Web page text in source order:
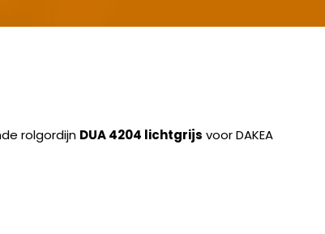
rolgordijn DUA 4204 lichtgrijs voor DAKEA